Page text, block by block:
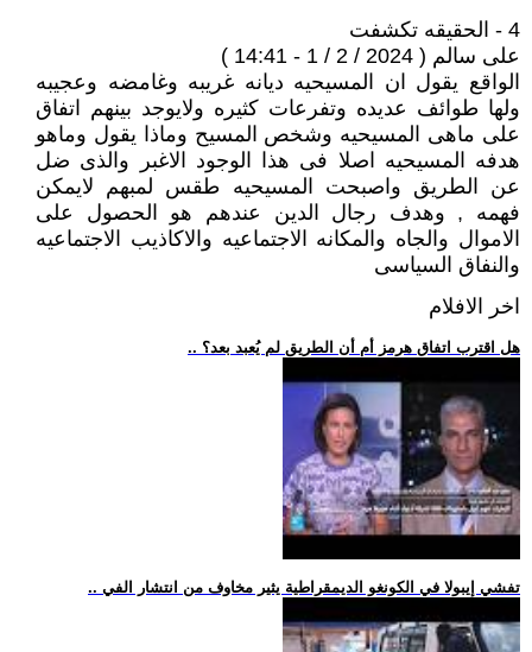
4 - الحقيقه تكشفت
على سالم ( 2024 / 2 / 1 - 14:41 )
الواقع يقول ان المسيحيه ديانه غريبه وغامضه وعجيبه
ولها طوائف عديده وتفرعات كثيره ولايوجد بينهم اتفاق
على ماهى المسيحيه وشخص المسيح وماذا يقول وماهو
هدفه المسيحيه اصلا فى هذا الوجود الاغبر والذى ضل
عن الطريق واصبحت المسيحيه طقس لمبهم لايمكن
فهمه , وهدف رجال الدين عندهم هو الحصول على
الاموال والجاه والمكانه الاجتماعيه والاكاذيب الاجتماعيه
والنفاق السياسى
اخر الافلام
.. هل اقترب اتفاق هرمز أم أن الطريق لم يُعبد بعد؟
.. تفشي إيبولا في الكونغو الديمقراطية يثير مخاوف من انتشار الفي